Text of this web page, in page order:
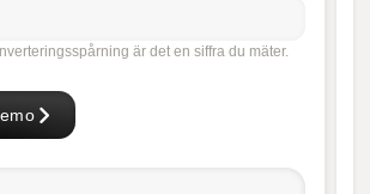
är det en siffra du mäter.